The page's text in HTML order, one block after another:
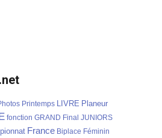
Printemps LIVRE Planeur
fonction GRAND Final JUNIORS
France Biplace Féminin